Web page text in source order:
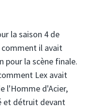
la saison 4 de
il avait
pour la scène finale.
Lex avait
l'Homme d'Acier,
et détruit devant